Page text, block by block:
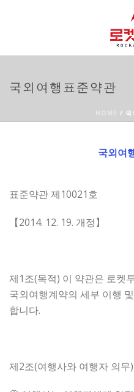
국외여행표준약관
/ 국
국외여
표준약관 제10021호
【2014. 12. 19. 개정】
제1조(목적) 이 약관은 로켓
국외여행계약의 세부 이행
합니다.
제2조(여행사와 여행자 의무)